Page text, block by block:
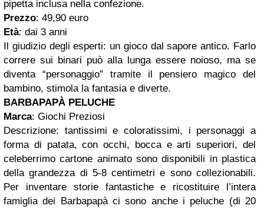
pipetta inclusa nella confezione.
Prezzo: 49,90 euro
Età: dai 3 anni
Il giudizio degli esperti: un gioco dal sapore antico. Farlo
correre sui binari può alla lunga essere noioso, ma se
diventa “personaggio” tramite il pensiero magico del
bambino, stimola la fantasia e diverte.
BARBAPAPÀ PELUCHE
Marca: Giochi Preziosi
Descrizione: tantissimi e coloratissimi, i personaggi a
forma di patata, con occhi, bocca e arti superiori, del
celeberrimo cartone animato sono disponibili in plastica
della grandezza di 5-8 centimetri e sono collezionabili.
Per inventare storie fantastiche e ricostituire l’intera
famiglia dei Barbapapà ci sono anche i peluche (di 20